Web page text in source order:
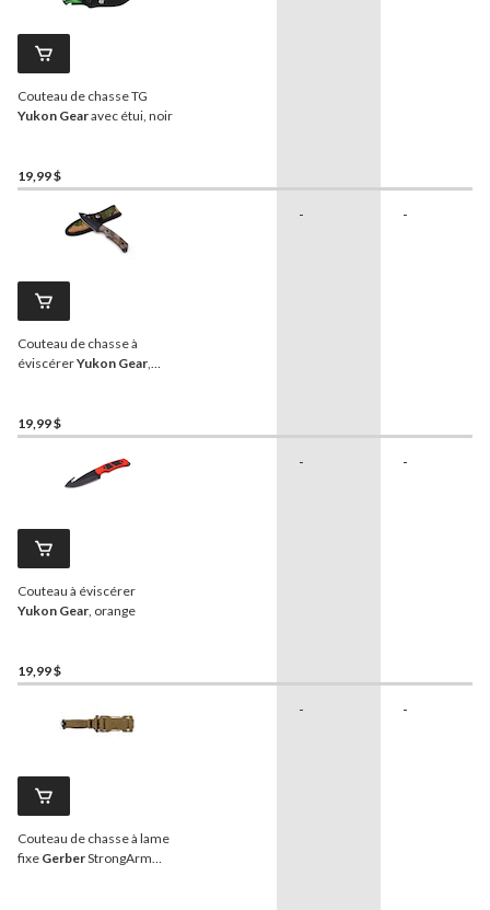
Couteau de chasse TG
Yukon Gearavec étui, noir
19,99 $
Couteau de chasse à
éviscérerYukon Gear,
19,99 $
- -
Couteau à éviscérer
Yukon Gear, orange
19,99 $
- -
Couteau de chasse à lame
fixe GerberStrongArm
- -